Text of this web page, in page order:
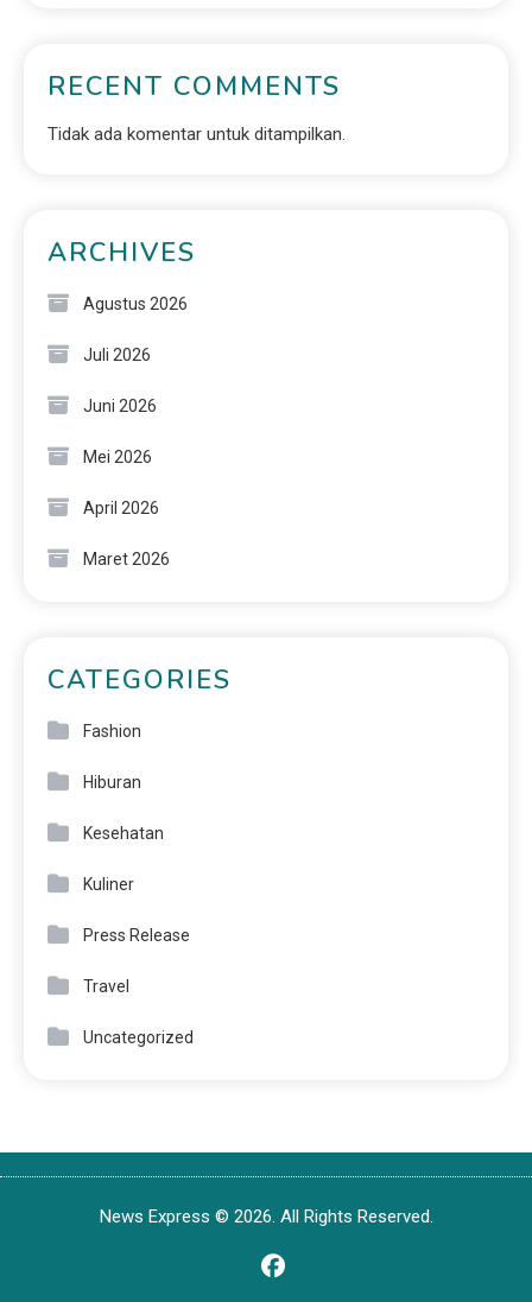
RECENT COMMENTS
Tidak ada komentar untuk ditampilkan.
ARCHIVES
Agustus 2026
Juli 2026
Juni 2026
Mei 2026
April 2026
Maret 2026
CATEGORIES
Fashion
Hiburan
Kesehatan
Kuliner
Press Release
Travel
Uncategorized
News Express © 2026. All Rights Reserved.